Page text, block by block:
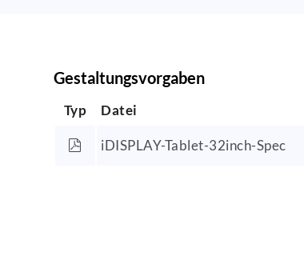
Gestaltungsvorgaben
Typ Datei
iDISPLAY-Tablet-32inch-Spec